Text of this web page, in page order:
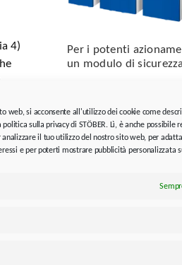
web, si acconsente all'utilizzo dei cookie come
sulla privacy di STÖBER. Lì, è anche possibile
il tuo utilizzo del nostro sito web, per
e per poterti mostrare pubblicità personalizzata
4)
i
Per i potenti
un modulo di
: STÖBER
È possibile
qui.
Dati di contatto per la
STÖBER